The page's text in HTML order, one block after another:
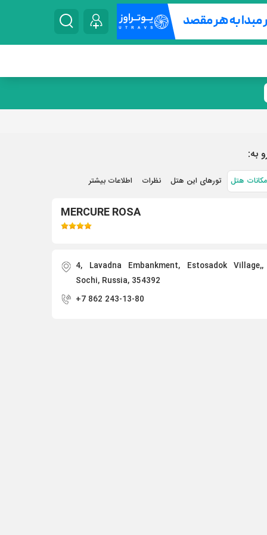
به:
هتل تورهای این هتل نظرات اطلاعات بیشتر
MERCURE ROSA
4, Lavadna Embankment, Estosadok Village,,
Sochi, Russia, 354392
+7 862 243-13-80